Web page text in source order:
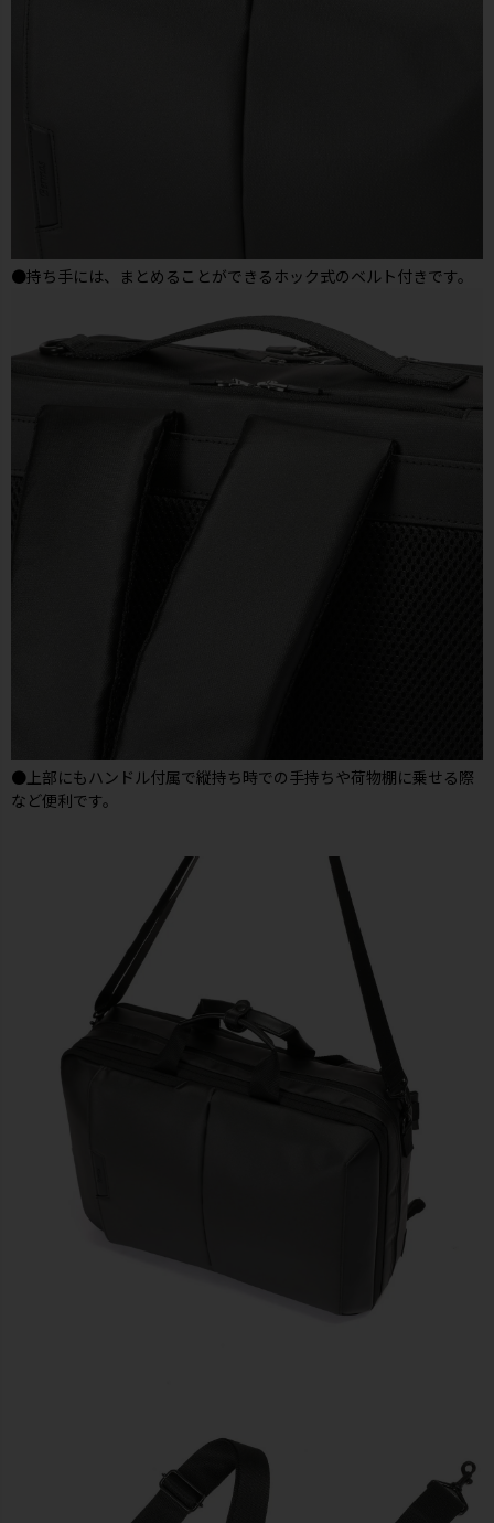
●持ち手には、まとめることができるホック式のベルト付きです。
●上部にもハンドル付属で縦持ち時での手持ちや荷物棚に乗せる際
など便利です。